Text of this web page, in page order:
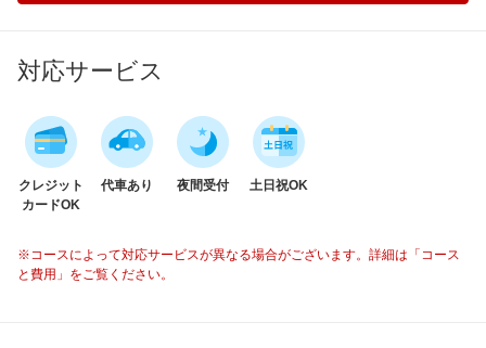
対応サービス
クレジット
カードOK
代車あり 夜間受付 土日祝OK
※コースによって対応サービスが異なる場合がございます。詳細は「コース
と費用」をご覧ください。